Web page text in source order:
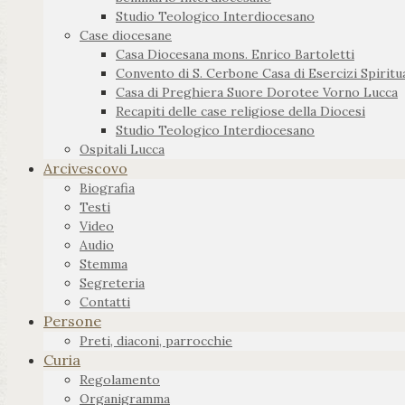
Studio Teologico Interdiocesano
Case diocesane
Casa Diocesana mons. Enrico Bartoletti
Convento di S. Cerbone Casa di Esercizi
Casa di Preghiera Suore Dorotee Vorno Lucca
Recapiti delle case religiose della Diocesi
Studio Teologico Interdiocesano
Ospitali Lucca
Arcivescovo
Biografia
Testi
Video
Audio
Stemma
Segreteria
Contatti
Persone
Preti, diaconi, parrocchie
Curia
Regolamento
Organigramma